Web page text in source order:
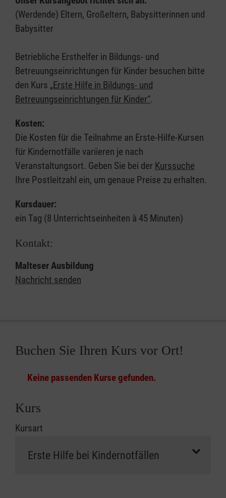
(Werdende) Eltern, Großeltern, Babysitterinnen und
Babysitter
Betriebliche Ersthelfer in Bildungs- und
Betreuungseinrichtungen für Kinder besuchen bitte
den Kurs „Erste Hilfe in Bildungs- und
Betreuungseinrichtungen für Kinder“.
Kosten:
Die Kosten für die Teilnahme an Erste-Hilfe-Kursen
für Kindernotfälle variieren je nach
Veranstaltungsort. Geben Sie bei der Kurssuche
Ihre Postleitzahl ein, um genaue Preise zu erhalten.
Kursdauer:
ein Tag (8 Unterrichtseinheiten à 45 Minuten)
Kontakt:
Malteser Ausbildung
Nachricht senden
Buchen Sie Ihren Kurs vor Ort!
Keine passenden Kurse gefunden.
Kurs
Kursart